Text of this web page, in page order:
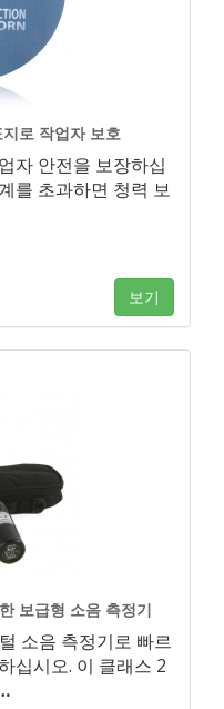
로 작업자 보호
자 안전을 보장하십
를 초과하면 청력 보
보기
보급형 소음 측정기
소음 측정기로 빠르
십시오. 이 클래스 2